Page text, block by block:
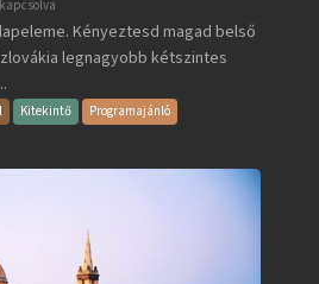
Kényeztesd magad belső
legnagyobb kétszintes
Kitekintő
Programajánló